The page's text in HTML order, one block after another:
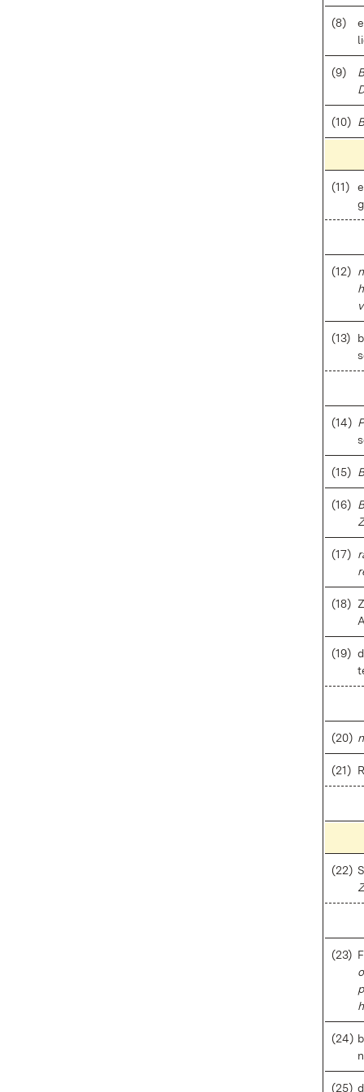
(8)
(9)
(10)
(11)
(12)
(13)
(14)
(15)
(16)
(17)
(18)
(19)
(20)
(21)
(22)
(23)
(24)
(25)